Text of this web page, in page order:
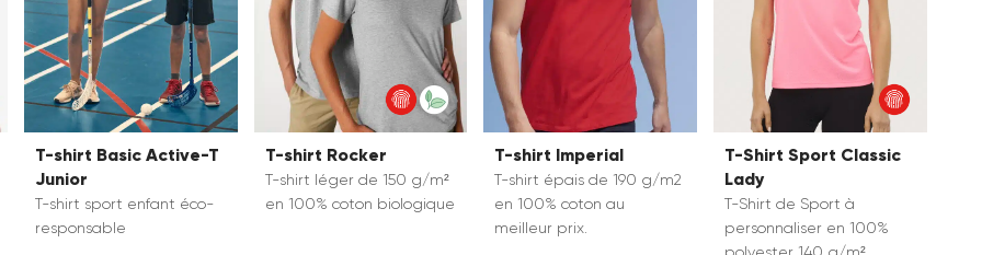
T-shirt Basic Active-T
Junior
T-shirt sport enfant éco-
responsable
T-shirt Rocker
T-shirt léger de 150 g/m²
en 100% coton biologique
T-shirt Imperial
T-shirt épais de 190 g/m2
en 100% coton au
meilleur prix.
T-Shirt Sport Classic
Lady
T-Shirt de Sport à
personnaliser en 100%
polyester 140 g/m².